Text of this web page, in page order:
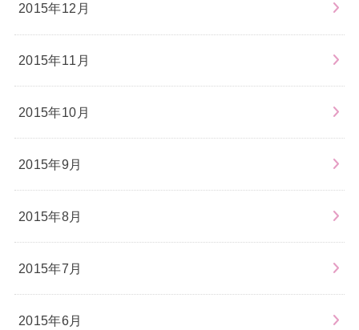
2015年12月
2015年11月
2015年10月
2015年9月
2015年8月
2015年7月
2015年6月